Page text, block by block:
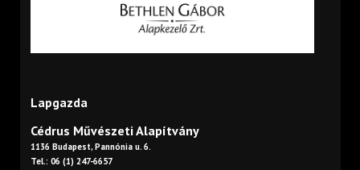
Lapgazda
Cédrus Művészeti Alapítvány
1136 Budapest, Pannónia u. 6.
Tel.: 06 (1) 247-6657